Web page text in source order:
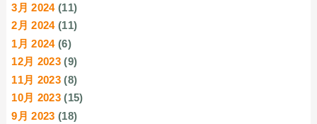
3月 2024(11)
2月 2024(11)
1月 2024(6)
12月 2023 (9)
11月 2023 (8)
10月 2023 (15)
9月 2023 (18)